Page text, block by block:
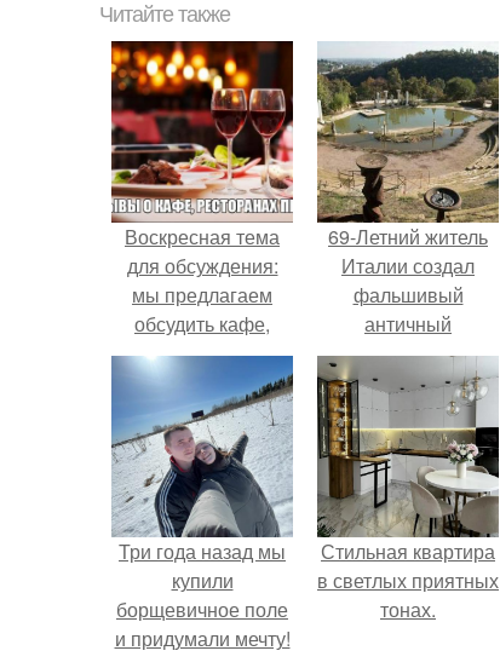
Читайте также
Воскресная тема
для обсуждения:
мы предлагаем
обсудить кафе,
рестораны,
столовые Перми.
69-Летний житель
Италии создал
фальшивый
античный
амфитеатр и
долгое время
успешно выдавал
его за настоящее
историческое
наследие.
Три года назад мы
купили
борщевичное поле
и придумали мечту!
Стильная квартира
в светлых приятных
тонах.